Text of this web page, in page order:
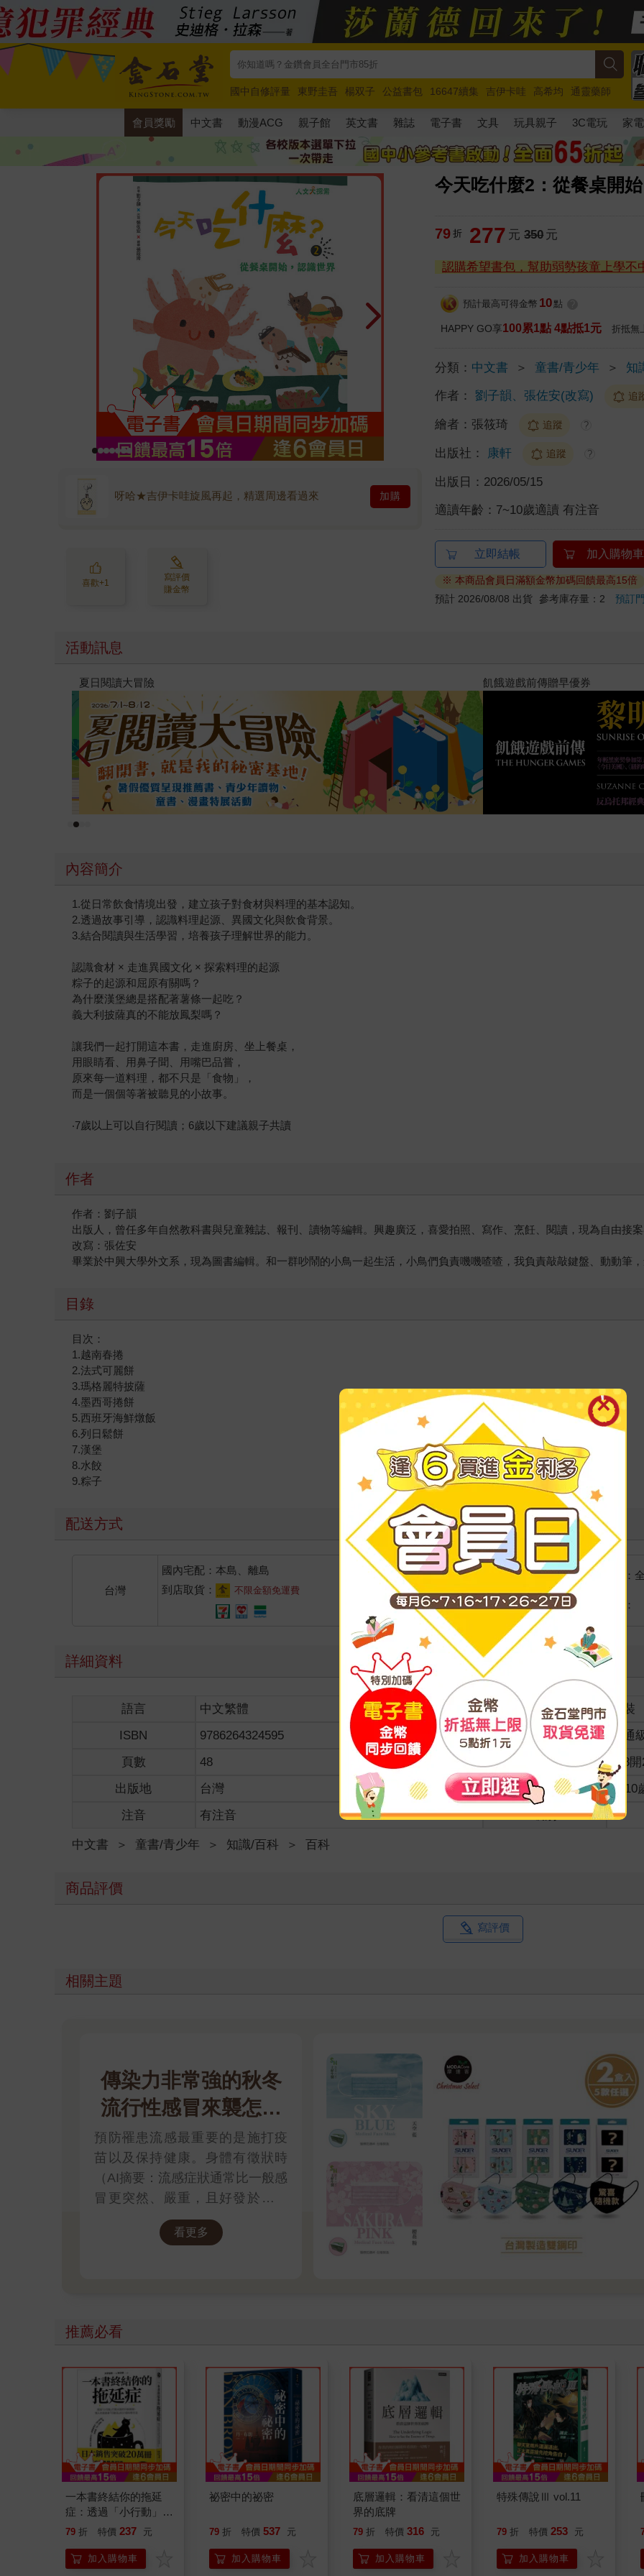
國中自修評量 東野圭吾 楊双子 公益書包 16647續集 吉伊卡哇 高希均
通靈藥師
唯紅花綻放
奧德賽 路邊攤新作 馬斯克 玩具總動員5 超慢跑
會員獎勵 中文書 動漫ACG 親子館 英文書 雜誌 電子書 文具 玩具親子 3C電玩 家電
今天吃什麼2：從餐桌開
呀哈★吉伊卡哇旋風再起，精選周邊看過來 加購
喜歡+1
寫評價
賺金幣
79 折 277 元 350 元
認購希望書包，幫助弱勢孩童上學不
預計最高可得金幣 10 點
HAPPY GO享100累1點 4點抵1元 折抵無
分類： 中文書 ＞ 童書/青少年 ＞ 知
作者： 劉子韻、張佐安(改寫) 追
繪者： 張筱琦 追蹤 ?
出版社： 康軒 追蹤 ?
出版日： 2026/05/15
適讀年齡： 7~10歲適讀 有注音
立即結帳 加入購物車
※ 本商品會員日滿額金幣加碼回饋最高15倍
預計 2026/08/08 出貨 參考庫存量：2預訂
活動訊息
高功能倖存者：如果不「有用」，我還值得被愛嗎？（限量作者親簽版） PUGO噗果聰明書包開學季預購
內容簡介
1.從日常飲食情境出發，建立孩子對食材與料理的基本認知。
2.透過故事引導，認識料理起源、異國文化與飲食背景。
3.結合閱讀與生活學習，培養孩子理解世界的能力。
認識食材 × 走進異國文化 × 探索料理的起源
粽子的起源和屈原有關嗎？
為什麼漢堡總是搭配著薯條一起吃？
義大利披薩真的不能放鳳梨嗎？
讓我們一起打開這本書，走進廚房、坐上餐桌，
用眼睛看、用鼻子聞、用嘴巴品嘗，
原來每一道料理，都不只是「食物」，
而是一個個等著被聽見的小故事。
‧7歲以上可以自行閱讀；6歲以下建議親子共讀
作者
作者：劉子韻
出版人，曾任多年自然教科書與兒童雜誌、報刊、讀物等編輯。興趣廣泛，喜愛拍照、寫作、烹飪、閱讀，現為自由接
改寫：張佐安
畢業於中興大學外文系，現為圖書編輯。和一群吵鬧的小鳥一起生活，小鳥們負責嘰嘰喳喳，我負責敲敲鍵盤、動動筆
目錄
目次：
1.越南春捲
2.法式可麗餅
3.瑪格麗特披薩
4.墨西哥捲餅
5.西班牙海鮮燉飯
6.列日鬆餅
7.漢堡
8.水餃
9.粽子
配送方式
台灣
國內宅配：本島、離島
到店取貨：
不限金額免運費 海外
國際快遞：
港澳店取：
詳細資料
語言 中文繁體 裝訂
精裝
ISBN
9786264324595 分級
普通
頁數
48 商品規格
菊8
出版地
台灣 適讀年齡
7~10
注音
有注音 級別
中文書 ＞ 童書/青少年 ＞ 知識/百科 ＞ 百科
商品評價
寫評價
相關主題
傳染力非常強的秋冬
流行性感冒來襲怎麼
辦？
預防罹患流感最重要的是施打疫
苗以及保持健康。身體有徵狀時
（AI摘要：流感症狀通常比一般感
冒更突然、嚴重，且好發於「高
燒（約$38$°C 以上）、肌肉痠
痛、極度疲倦」三個典型症狀）
看更多
推薦必看
一本書終結你的拖延
症：透過「小行動」打
開大腦的行動開關，懶
的37個科學方法
79 折 特價 237 元
加入購物車
祕密中的祕密
79 折 特價 537 元
加入購物車
底層邏輯：看清這個世
界的底牌
79 折 特價 316 元
加入購物車
特殊傳說Ⅲ vol.11
79 折 特價 253 元
加入購物車